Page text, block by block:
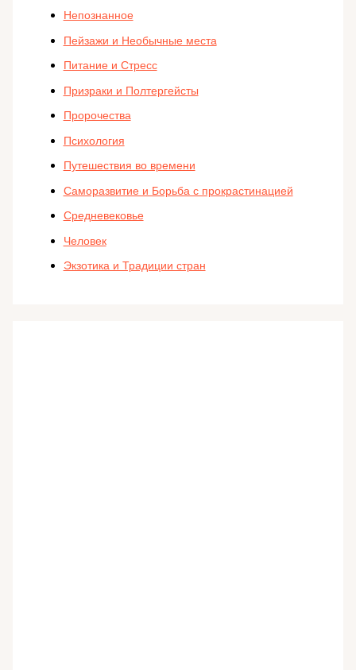
Непознанное
Пейзажи и Необычные места
Питание и Стресс
Призраки и Полтергейсты
Пророчества
Психология
Путешествия во времени
Саморазвитие и Борьба с прокрастинацией
Средневековье
Человек
Экзотика и Традиции стран